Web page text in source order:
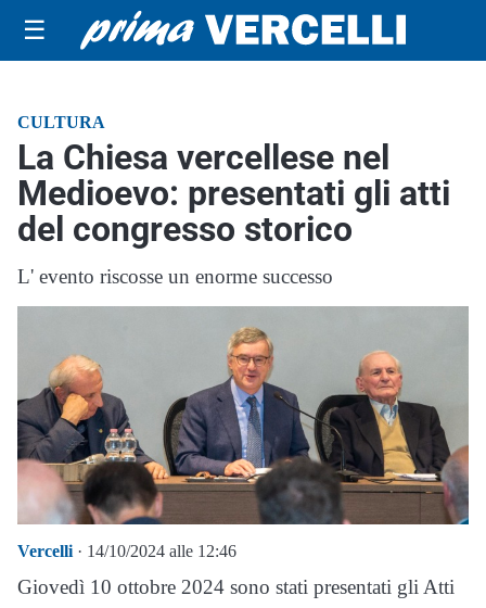
☰
CULTURA
La Chiesa vercellese nel
Medioevo: presentati gli atti
del congresso storico
L' evento riscosse un enorme successo
Vercelli · 14/10/2024 alle 12:46
Giovedì 10 ottobre 2024 sono stati presentati gli Atti